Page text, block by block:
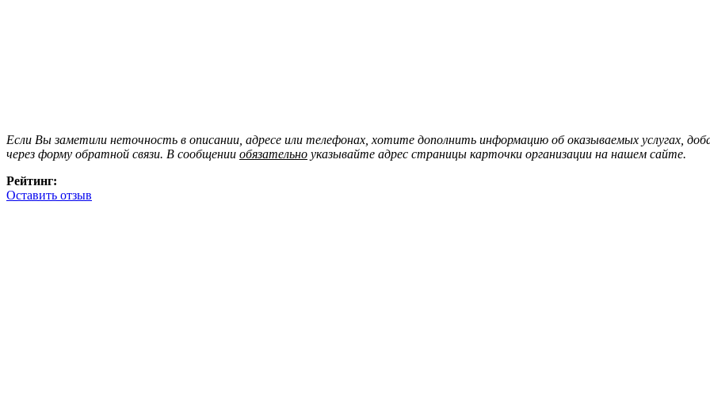
Если Вы заметили неточность в описании, адресе или телефонах, хотите дополнить информацию об оказываемых услугах,
через форму обратной связи. В сообщении обязательно указывайте адрес страницы карточки организации на нашем сайте.
Рейтинг:
Оставить отзыв